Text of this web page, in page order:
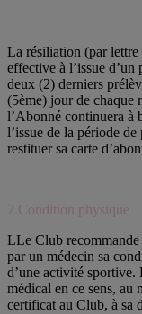
La résiliation (par lettre
effective à l’issue
deux (2) derniers
(5ème) jour de chaque
l’Abonné continuera à
l’issue de la période
restituer sa carte
7.Condition physique
LLe Club
par un médecin sa
d’une activité sportive.
médical en ce sens, au
certificat au Club, à sa